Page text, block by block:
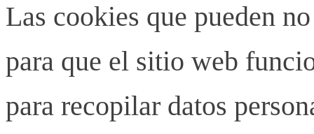
Las cookies que pueden
para que el sitio web
para recopilar datos